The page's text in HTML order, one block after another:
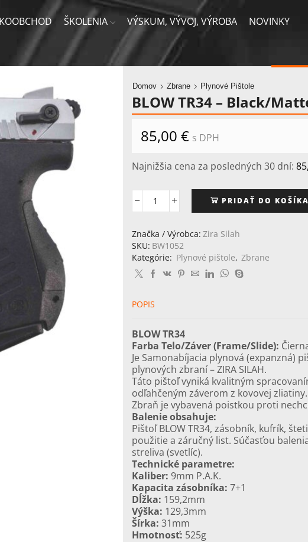
ŠKOLENIA VÝSKUM, VÝVOJ, VÝROBA
NOVINKY
Domov Zbrane Plynové Pištole
BLOW TR34 – Black/
85,00 € s DPH
Najnižšia cena za posledných 30 dní:
množstvo
TR34
-
Black/Matte
Chrome
(Frame/Slide)
PRIDAŤ DO KOŠÍKA
Značka / Výrobca: Zira Silah
SKU: BW1052
Kategórie: Plynové pištole, Zbrane
POPIS
BLOW TR34
Farba Telo/Záver (Frame/Slide):
Je Samonabíjacia plynová (expanzná)
plynových zbraní – ZIRA SILAH.
Táto pištoľ vyniká kvalitným
odľahčeným záverom z kovovej zliatiny.
Zbraň je vybavená poistkou proti
Balenie obsahuje:
Pištoľ BLOW TR34, zásobník, kufrík,
použitie a záručný list. Súčasťou
streliva (svetlíc).
Technické parametre:
Kaliber: 9mm P.A.K.
Kapacita zásobníka: 7+1
Dĺžka: 159,2mm
Výška: 129,3mm
Šírka: 31mm
Hmotnosť: 525g